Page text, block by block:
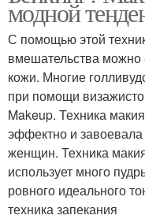
модной
С помощью этой
вмешательства можно
кожи. Многие
при помощи
Makeup. Техника
эффектно и
женщин. Техника
использует много
ровного идеального
техника запекания